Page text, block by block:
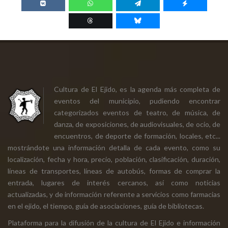
Cultura de El Ejido, es la agenda más completa de
eventos del municipio, pudiendo encontrar
categorizados eventos de teatro, de música, de
danza, de exposiciones, de audiovisuales, de ocio, de
encuentros, de deporte de formación, locales, etc...
mostrándote una información detalla de cada evento, como su
localización, fecha y hora, precio, población, clasificación, duración,
líneas de transportes, líneas de autobús, formas de comprar la
entrada, lugares de interés cercanos, así como noticias
actualizadas, y de información referente a servicios como farmacias
en el ejido, el tiempo, guía de asociaciones, guía de bibliotecas.
Plataforma para la difusión de la cultura de El Ejido e información